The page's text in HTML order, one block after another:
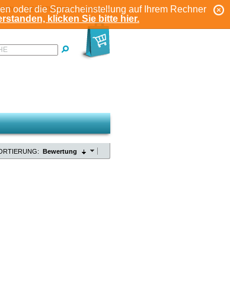
oder die Spracheinstellung auf Ihrem Rechner
klicken Sie bitte hier.
KONTO
REGISTRIEREN
Bewertung